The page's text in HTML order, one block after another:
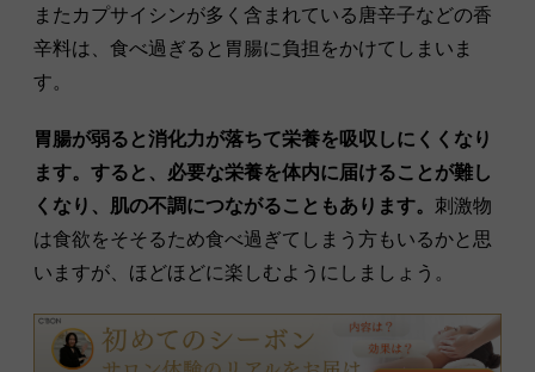
またカプサイシンが多く含まれている唐辛子などの香
辛料は、食べ過ぎると胃腸に負担をかけてしまいま
す。
胃腸が弱ると消化力が落ちて栄養を吸収しにくくなり
ます。すると、必要な栄養を体内に届けることが難し
くなり、肌の不調につながることもあります。 刺激物
は食欲をそそるため食べ過ぎてしまう方もいるかと思
いますが、ほどほどに楽しむようにしましょう。